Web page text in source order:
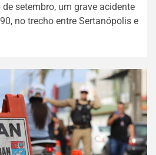
setembro, um grave acidente
no trecho entre Sertanópolis e